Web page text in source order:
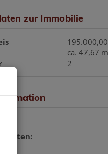
zur Immobilie
ca. 47,67
2